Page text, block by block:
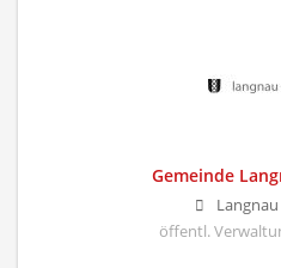
Gemeinde
öffentl.